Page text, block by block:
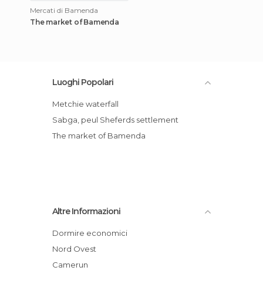
Mercati di Bamenda
The market of Bamenda
Luoghi Popolari
Metchie waterfall
Sabga, peul Sheferds settlement
The market of Bamenda
Altre Informazioni
Dormire economici
Nord Ovest
Camerun